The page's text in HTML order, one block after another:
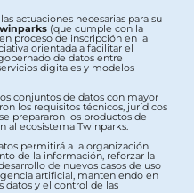
actuaciones necesarias para su
(que cumple con la
proceso de inscripción en la
orientada a facilitar el
de datos entre
digitales y modelos
conjuntos de datos con mayor
los requisitos técnicos, jurídicos
prepararon los productos de
al ecosistema Twinparks.
permitirá a la organización
de la información, reforzar la
de nuevos casos de uso
artificial, manteniendo en
datos y el control de las